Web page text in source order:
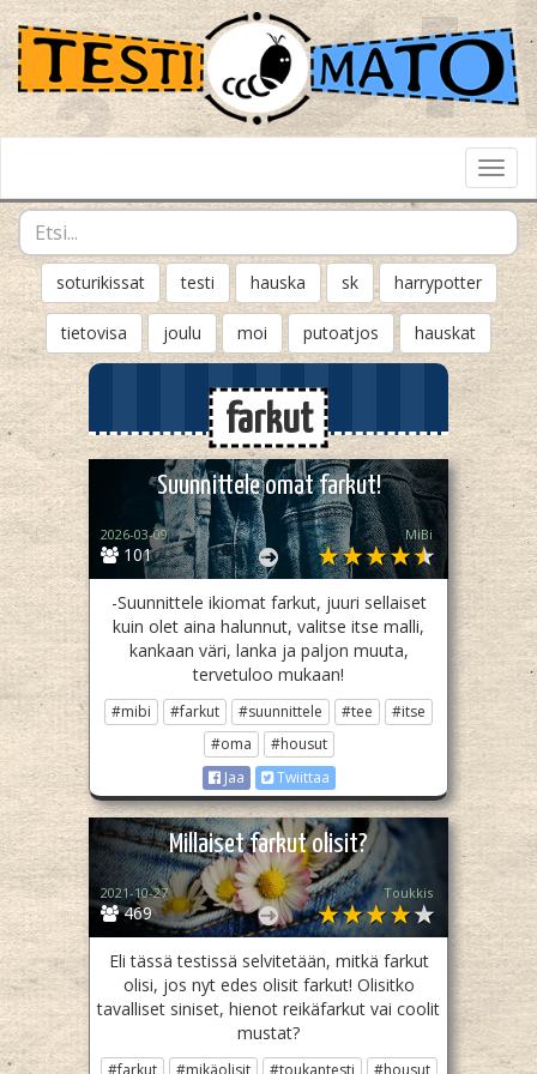
soturikissat testi hauska sk harrypotter
tietovisa joulu moi putoatjos hauskat
farkut
Suunnittele omat farkut!
101
2026-03-09 MiBi
-Suunnittele ikiomat farkut, juuri sellaiset
kuin olet aina halunnut, valitse itse malli,
kankaan väri, lanka ja paljon muuta,
tervetuloo mukaan!
#mibi #farkut #suunnittele #tee
#itse
#oma
#housut
Jaa
Twiittaa
Millaiset farkut olisit?
469
2021-10-27 Toukkis
Eli tässä testissä selvitetään, mitkä farkut
olisi, jos nyt edes olisit farkut! Olisitko
tavalliset siniset, hienot reikäfarkut vai coolit
mustat?